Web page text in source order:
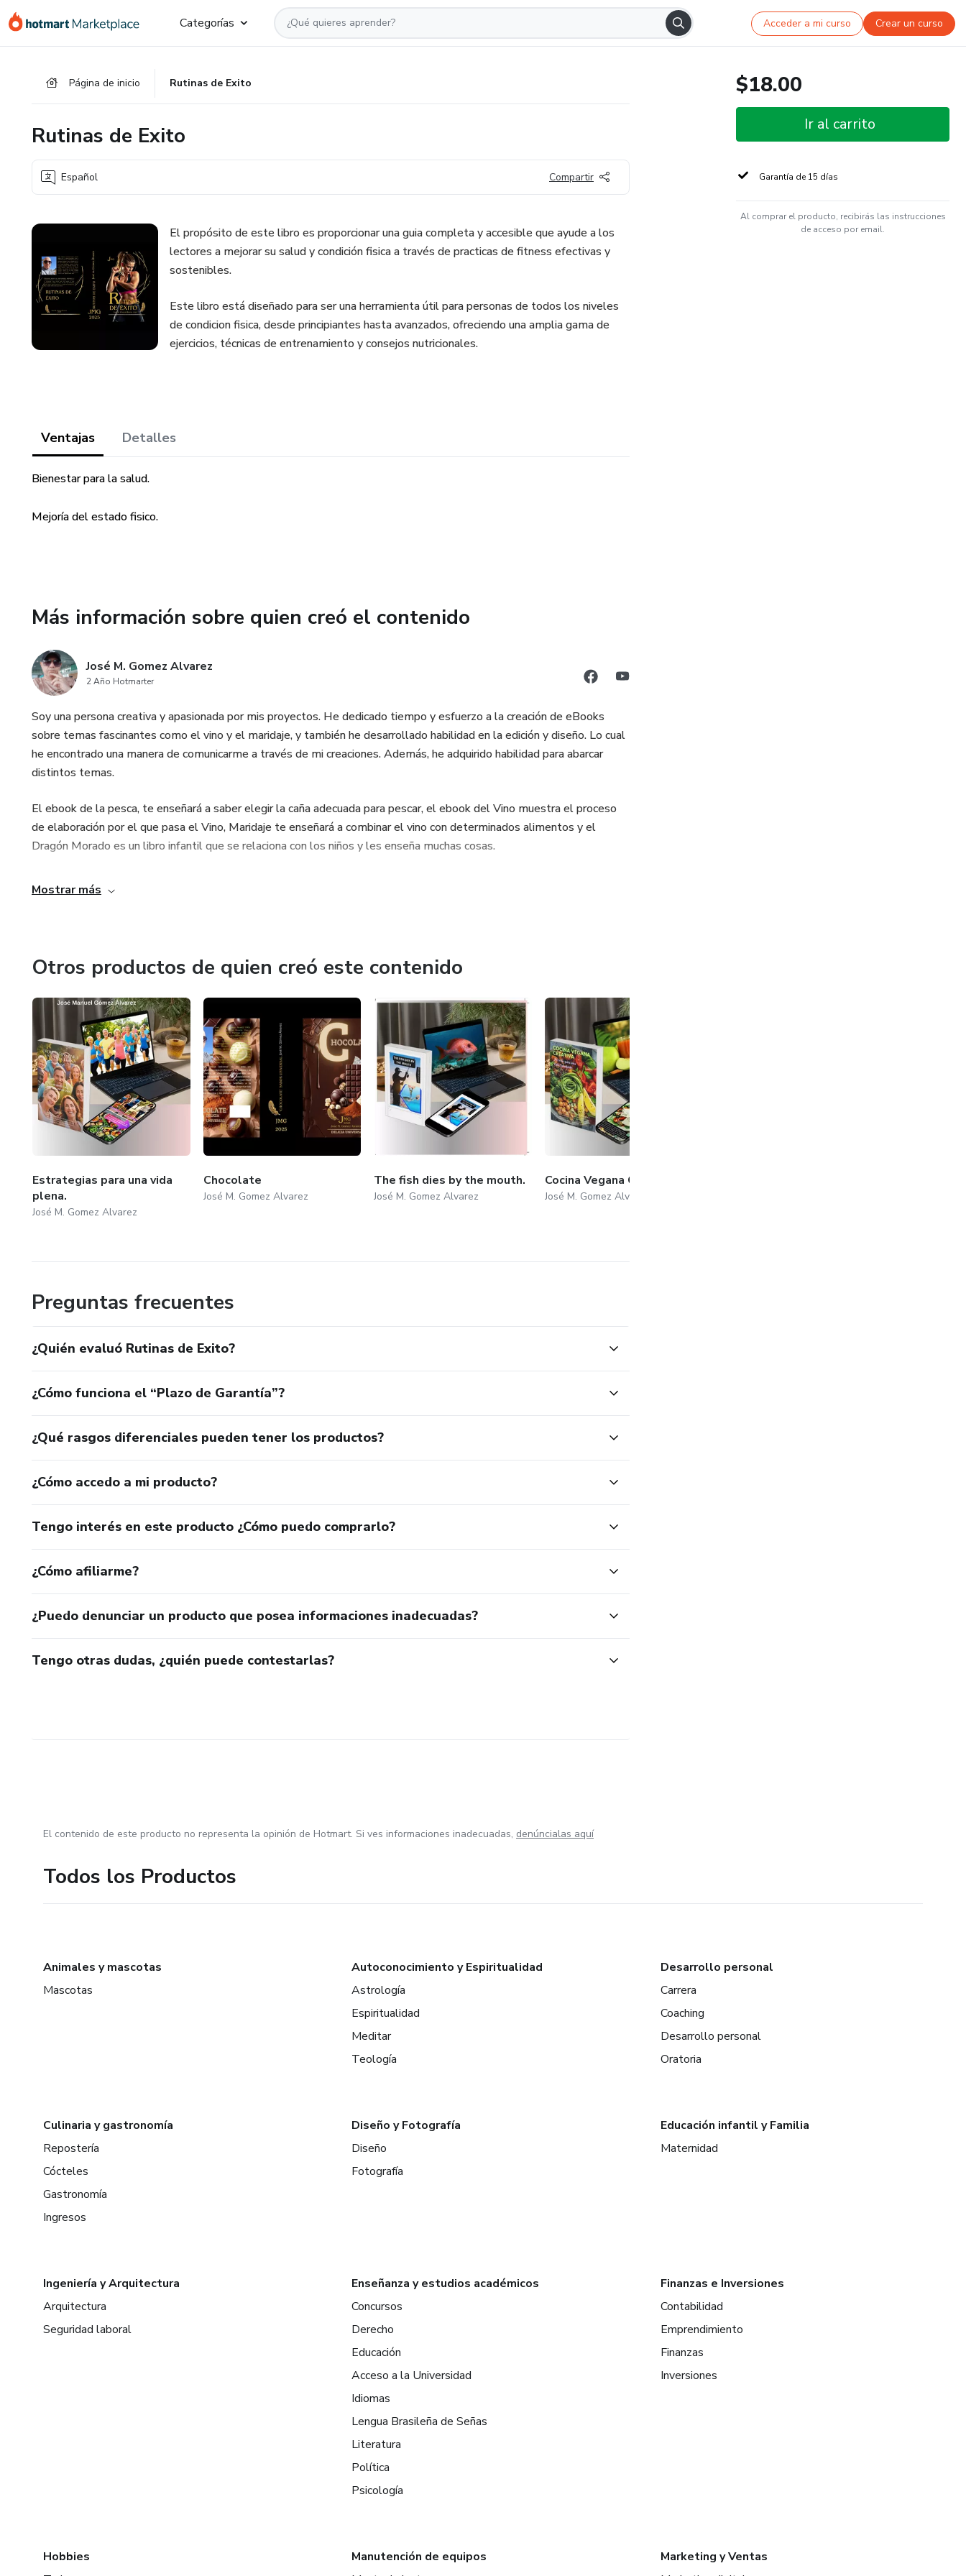
Categorías Acceder a mi curso Crear un curso
Página de inicio Rutinas de Exito
Rutinas de Exito
Español Compartir
El propósito de este libro es proporcionar una guia completa y accesible que ayude a los
lectores a mejorar su salud y condición fisica a través de practicas de fitness efectivas y
sostenibles.
Este libro está diseñado para ser una herramienta útil para personas de todos los niveles
de condicion fisica, desde principiantes hasta avanzados, ofreciendo una amplia gama de
ejercicios, técnicas de entrenamiento y consejos nutricionales.
Ventajas Detalles
Bienestar para la salud.
Mejoría del estado fisico.
Más información sobre quien creó el contenido
José M. Gomez Alvarez
2 Año Hotmarter
Soy una persona creativa y apasionada por mis proyectos. He dedicado tiempo y esfuerzo a la creación de eBooks
sobre temas fascinantes como el vino y el maridaje, y también he desarrollado habilidad en la edición y diseño. Lo cual
he encontrado una manera de comunicarme a través de mi creaciones. Además, he adquirido habilidad para abarcar
distintos temas.
El ebook de la pesca, te enseñará a saber elegir la caña adecuada para pescar, el ebook del Vino muestra el proceso
de elaboración por el que pasa el Vino, Maridaje te enseñará a combinar el vino con determinados alimentos y el
Dragón Morado es un libro infantil que se relaciona con los niños y les enseña muchas cosas.
Mostrar más
Otros productos de quien creó este contenido
Estrategias para una vida
plena.
José M. Gomez Alvarez
Chocolate
José M. Gomez Alvarez
The fish dies by the mouth.
José M. Gomez Alvarez
Cocina Vegana Creativa.
José M. Gomez Alvarez
Preguntas frecuentes
¿Quién evaluó Rutinas de Exito?
¿Cómo funciona el “Plazo de Garantía”?
¿Qué rasgos diferenciales pueden tener los productos?
¿Cómo accedo a mi producto?
Tengo interés en este producto ¿Cómo puedo comprarlo?
¿Cómo afiliarme?
¿Puedo denunciar un producto que posea informaciones inadecuadas?
Tengo otras dudas, ¿quién puede contestarlas?
$18.00
Ir al carrito
Garantía de 15 días
Al comprar el producto, recibirás las instrucciones
de acceso por email.
El contenido de este producto no representa la opinión de Hotmart. Si ves informaciones inadecuadas, denúncialas aquí
Todos los Productos
Animales y mascotas
Mascotas
Autoconocimiento y Espiritualidad
Astrología
Espiritualidad
Meditar
Teología
Desarrollo personal
Carrera
Coaching
Desarrollo personal
Oratoria
Culinaria y gastronomía
Repostería
Cócteles
Gastronomía
Ingresos
Diseño y Fotografía
Diseño
Fotografía
Educación infantil y Familia
Maternidad
Ingeniería y Arquitectura
Arquitectura
Seguridad laboral
Enseñanza y estudios académicos
Concursos
Derecho
Educación
Acceso a la Universidad
Idiomas
Lengua Brasileña de Señas
Literatura
Política
Psicología
Finanzas e Inversiones
Contabilidad
Emprendimiento
Finanzas
Inversiones
Hobbies
Manutención de equipos
Marketing y Ventas